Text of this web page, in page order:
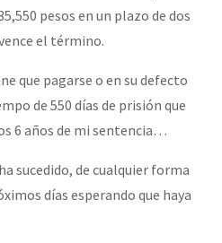
pesos en un plazo de dos
el término.
que pagarse o en su defecto
de 550 días de prisión que
6 años de mi sentencia…
sucedido, de cualquier forma
días esperando que haya